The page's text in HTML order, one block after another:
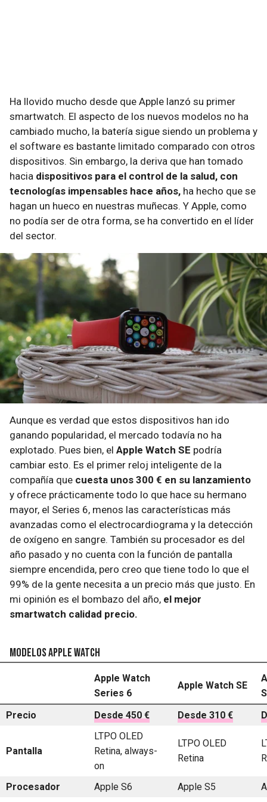
Ha llovido mucho desde que Apple lanzó su primer
smartwatch. El aspecto de los nuevos modelos no ha
cambiado mucho, la batería sigue siendo un problema y
el software es bastante limitado comparado con otros
dispositivos. Sin embargo, la deriva que han tomado
hacia dispositivos para el control de la salud, con
tecnologías impensables hace años, ha hecho que se
hagan un hueco en nuestras muñecas. Y Apple, como
no podía ser de otra forma, se ha convertido en el líder
del sector.
Aunque es verdad que estos dispositivos han ido
ganando popularidad, el mercado todavía no ha
explotado. Pues bien, el Apple Watch SE podría
cambiar esto. Es el primer reloj inteligente de la
compañía que cuesta unos 300 € en su lanzamiento
y ofrece prácticamente todo lo que hace su hermano
mayor, el Series 6, menos las características más
avanzadas como el electrocardiograma y la detección
de oxígeno en sangre. También su procesador es del
año pasado y no cuenta con la función de pantalla
siempre encendida, pero creo que tiene todo lo que el
99% de la gente necesita a un precio más que justo. En
mi opinión es el bombazo del año, el mejor
smartwatch calidad precio.
Modelos Apple Watch
Apple Watch
Series 6
Apple Watch SE
Precio
Desde 450 € Desde 310 €
Pantalla
LTPO OLED
Retina, always-
on
LTPO OLED
Retina
Procesador Apple S6 Apple S5